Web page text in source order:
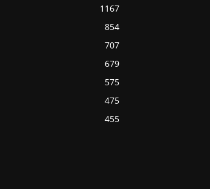
1167
854
707
679
575
475
455